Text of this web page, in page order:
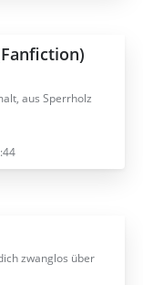
aus Sperrholz
zwanglos über